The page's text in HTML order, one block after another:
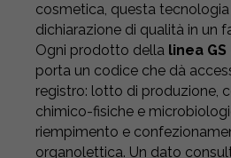
cosmetica, questa
dichiarazione di qualità in un
Ogni prodotto della linea
porta un codice che dà
registro: lotto di produzione,
chimico-fisiche e
riempimento e
organolettica. Un dato